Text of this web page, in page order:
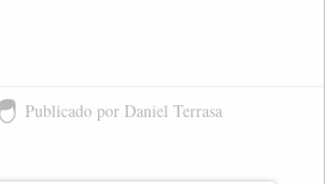
Publicado por Daniel Terrasa